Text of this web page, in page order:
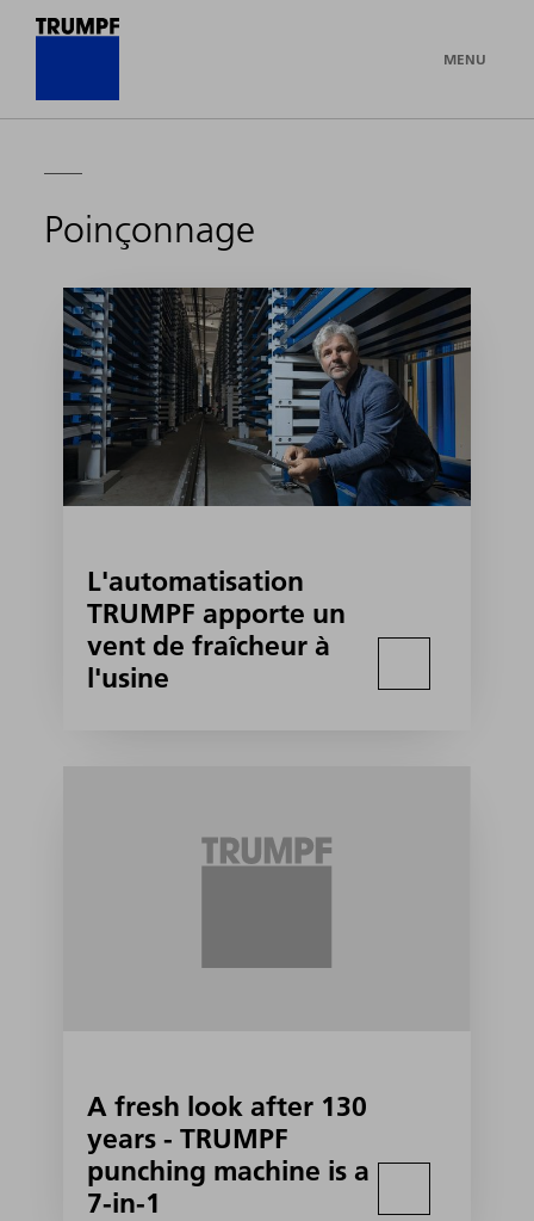
MENU
Poinçonnage
L'automatisation
TRUMPF apporte un
vent de fraîcheur à
l'usine
A fresh look after 130
years - TRUMPF
punching machine is a
7-in-1